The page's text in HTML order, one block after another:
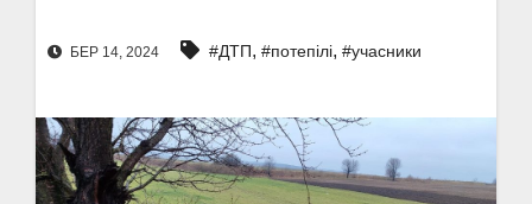
БЕР 14, 2024 #ДТП, #потепілі, #учасники